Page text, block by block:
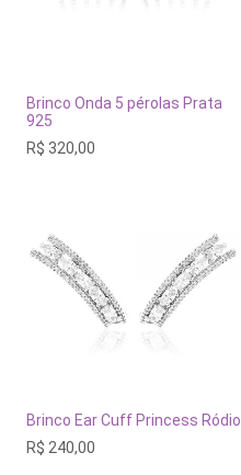
Brinco Onda 5 pérolas Prata
925
R$ 320,00
Brinco Ear Cuff Princess Ródio
R$ 240,00